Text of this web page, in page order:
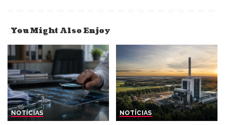
You Might Also Enjoy
NOTÍCIAS NOTÍCIAS